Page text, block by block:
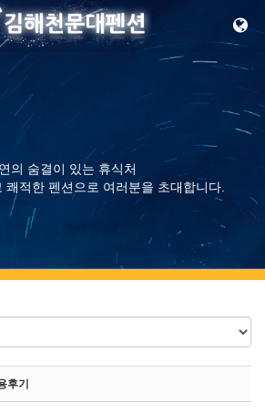
메뉴 건너뛰기
의 숨결이 있는 휴식처
쾌적한 펜션으로 여러분을 초대합니다.
후기
스케치북5
스케치북5